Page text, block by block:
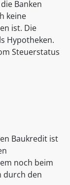
Banken
keine
ist. Die
Hypotheken.
Steuerstatus
Baukredit ist
noch beim
durch den